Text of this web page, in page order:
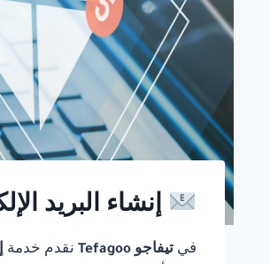
إنشاء البريد
فيتيفاجو Tefagoo نقدم خدمة